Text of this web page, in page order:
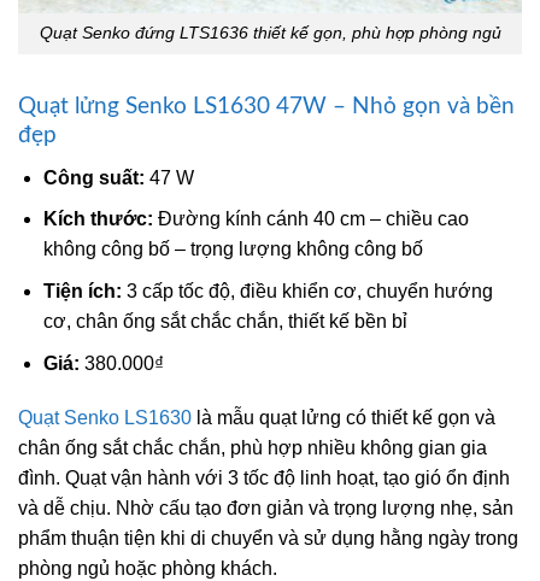
Quạt Senko đứng LTS1636 thiết kế gọn, phù hợp phòng ngủ
Quạt lửng Senko LS1630 47W – Nhỏ gọn và bền
đẹp
Công suất: 47 W
Kích thước: Đường kính cánh 40 cm – chiều cao
không công bố – trọng lượng không công bố
Tiện ích: 3 cấp tốc độ, điều khiển cơ, chuyển hướng
cơ, chân ống sắt chắc chắn, thiết kế bền bỉ
Giá: 380.000₫
Quạt Senko LS1630 là mẫu quạt lửng có thiết kế gọn và
chân ống sắt chắc chắn, phù hợp nhiều không gian gia
đình. Quạt vận hành với 3 tốc độ linh hoạt, tạo gió ổn định
và dễ chịu. Nhờ cấu tạo đơn giản và trọng lượng nhẹ, sản
phẩm thuận tiện khi di chuyển và sử dụng hằng ngày trong
phòng ngủ hoặc phòng khách.